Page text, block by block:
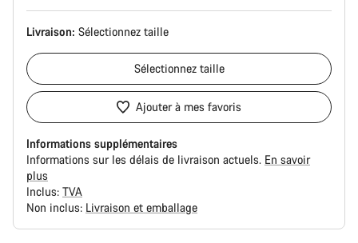
d’origine
Livraison: Sélectionnez taille
Sélectionnez taille
Ajouter à mes favoris
Informations supplémentaires
Informations sur les délais de livraison actuels. En savoir
plus
Inclus: TVA
Non inclus: Livraison et emballage